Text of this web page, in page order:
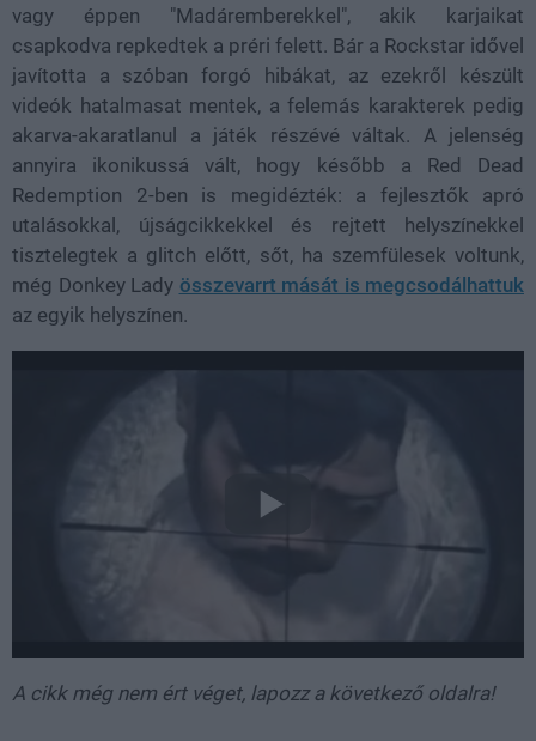
vagy éppen "Madáremberekkel", akik karjaikat
csapkodva repkedtek a préri felett. Bár a Rockstar idővel
javította a szóban forgó hibákat, az ezekről készült
videók hatalmasat mentek, a felemás karakterek pedig
akarva-akaratlanul a játék részévé váltak. A jelenség
annyira ikonikussá vált, hogy később a Red Dead
Redemption 2-ben is megidézték: a fejlesztők apró
utalásokkal, újságcikkekkel és rejtett helyszínekkel
tisztelegtek a glitch előtt, sőt, ha szemfülesek voltunk,
még Donkey Lady összevarrt mását is megcsodálhattuk
az egyik helyszínen.
A cikk még nem ért véget, lapozz a következő oldalra!